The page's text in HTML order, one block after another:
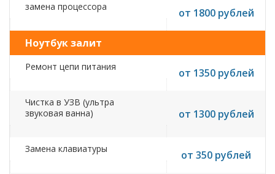
замена процессора от 1800 рублей
Ноутбук залит
Ремонт цепи питания от 1350 рублей
Чистка в УЗВ (ультра
звуковая ванна)
от 1300 рублей
Замена клавиатуры от 350 рублей